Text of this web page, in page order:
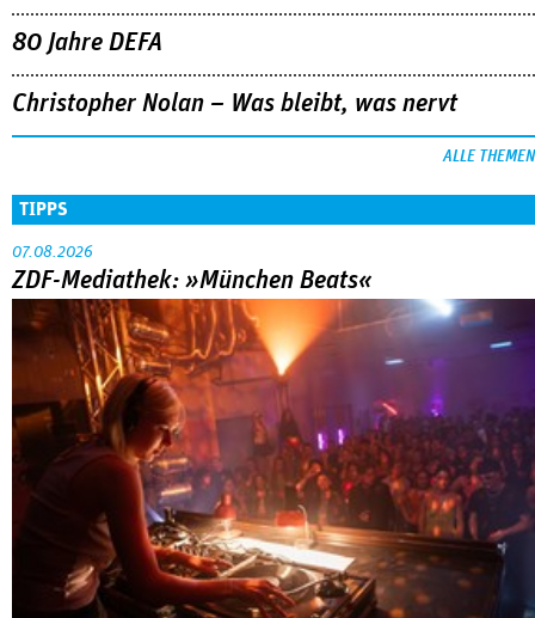
80 Jahre DEFA
Christopher Nolan – Was bleibt, was nervt
ALLE THEMEN
TIPPS
07.08.2026
ZDF-Mediathek: »München Beats«